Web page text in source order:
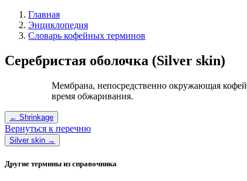
Главная
Энциклопедия
Словарь кофейных терминов
Серебристая оболочка (Silver skin)
Мембрана, непосредственно окружающая
время обжаривания.
← Shrinkage
Вернуться к перечню
Silver skin →
Другие термины из справочника